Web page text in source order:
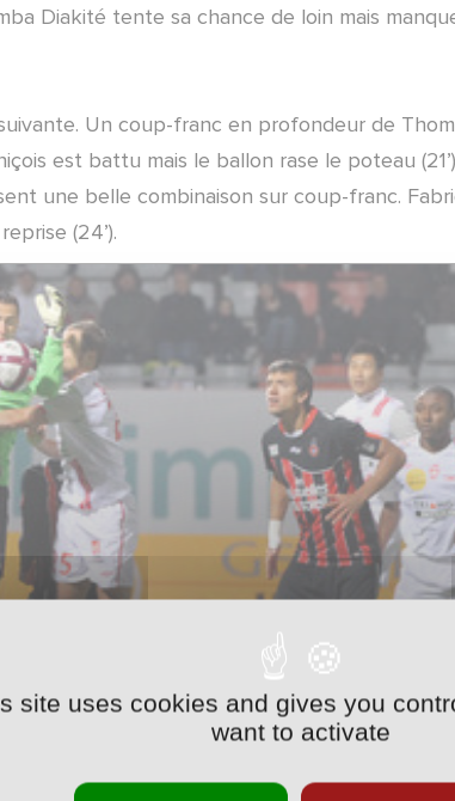
Diakité tente sa chance de loin mais
Un coup-franc en profondeur de
est battu mais le ballon rase le poteau
une belle combinaison sur coup-franc.
(24’).
site uses cookies and gives you
want to activate